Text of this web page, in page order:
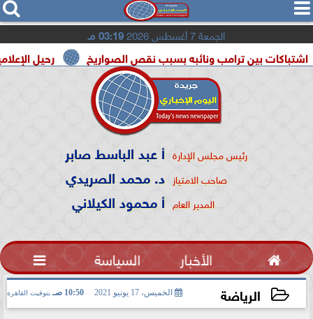
  
الجمعة 7 أغسطس 2026 03:19 مـ
رحيل الإعلامية سونيا ترامب ونائبه بسبب نقص الصواريخ
رئيس مجلس الإدارة أ عبد الباسط صابر
صاحب الامتياز د. محمد الصريدي
المدير العام أ محمود الكيلاني
 الأخبار السياسة 
الرياضة الخميس، 17 يونيو 2021 10:50 صـ بتوقيت القاهرة